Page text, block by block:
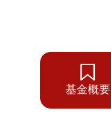
基金概要